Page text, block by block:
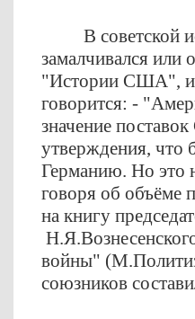
В советской
замалчивался или
"Истории США",
говорится: -
значение
утверждения, что
Германию. Но это
говоря об объёме
на книгу
войны"
союзников